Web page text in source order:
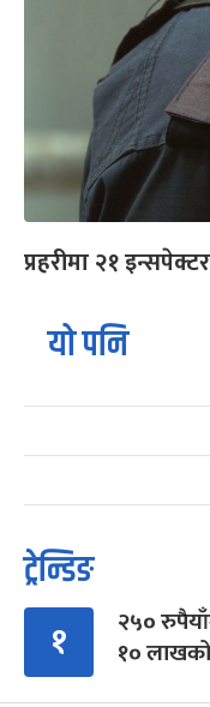
प्रहरीमा २१
यो पनि
ट्रेन्डिङ
१
२५०
१०